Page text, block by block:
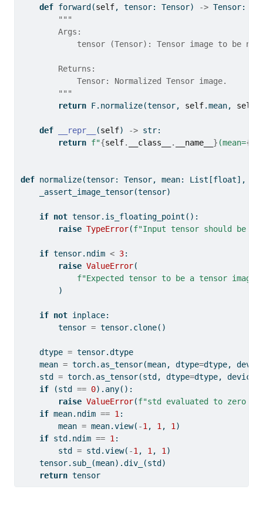
def forward(self, tensor: Tensor) -> Tensor:
"""
        Args:
tensor (Tensor): Tensor image to be
        Returns:
            Tensor: Normalized Tensor image.
        """
return F.normalize(tensor, self.mean, self
def __repr__ (self) -> str:
return f"{self. __class__ . __name__ } (mean={
def normalize(tensor: Tensor, mean: List[float],
    _assert_image_tensor(tensor)
if not tensor.is_floating_point():
raise TypeError(f"Input tensor should be
if tensor.ndim < 3:
raise ValueError(
f"Expected tensor to be a tensor
        )
if not inplace:
        tensor
= tensor.clone()
    dtype
= tensor.dtype
    mean
= torch.as_tensor(mean, dtype=dtype,
    std
= torch.as_tensor(std, dtype=dtype, device
if (std == 0). any():
raise ValueError(f"std evaluated to zero
if mean.ndim == 1 :
        mean
= mean.view( -1 , 1 , 1 )
if std.ndim == 1 :
        std
= std.view( -1 , 1 , 1 )
    tensor.sub_(mean).div_(std)
return tensor